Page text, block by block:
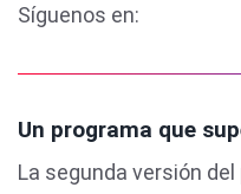
Síguenos en:
Un programa que
La segunda versión